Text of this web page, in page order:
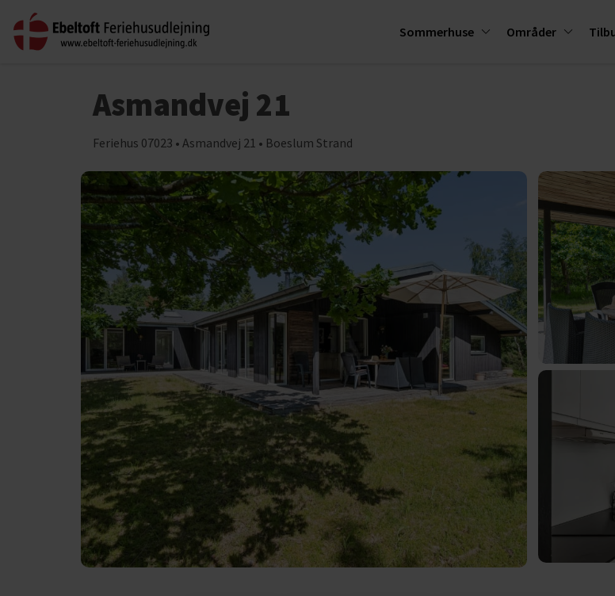
Sommerhuse Områder
Asmandvej 21
Feriehus 07023 • Asmandvej 21 • Boeslum Strand